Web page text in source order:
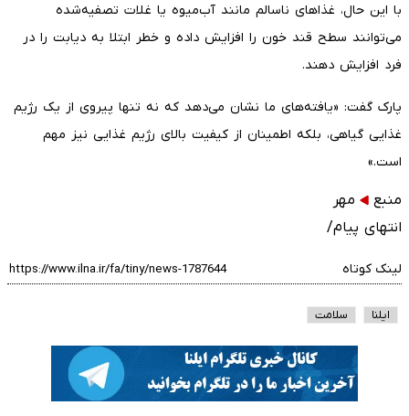
با این حال، غذاهای ناسالم مانند آب‌میوه یا غلات تصفیه‌شده
می‌توانند سطح قند خون را افزایش داده و خطر ابتلا به دیابت را در
فرد افزایش دهند.
پارک گفت: «یافته‌های ما نشان می‌دهد که نه تنها پیروی از یک رژیم
غذایی گیاهی، بلکه اطمینان از کیفیت بالای رژیم غذایی نیز مهم
است.»
منبع
مهر
انتهای پیام/
لینک کوتاه
ایلنا سلامت